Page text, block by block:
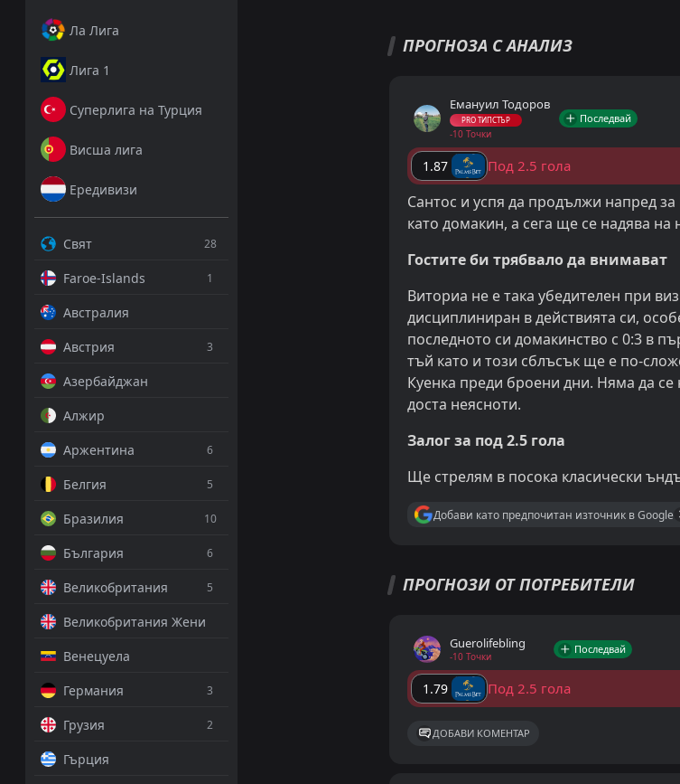
Ла Лига
Лига 1
Суперлига на Турция
Висша лига
Ередивизи
Свят 28
Faroe-Islands 1
Австралия
Австрия
3
Азербайджан
Алжир
Аржентина
6
Белгия 5
Бразилия 10
България 6
Великобритания 5
Великобритания Жени
Венецуела
Германия
3
Грузия 2
Гърция
ПРОГНОЗА С АНАЛИЗ
Емануил Тодоров
PRO ТИПСТЪР
-10 Точки
Последвай
1.87 Под 2.5 гола
Сантос и успя да продължи напред
като домакин, а сега ще се надява
Гостите би трябвало да внимават
Виториа не е така убедителен при
дисциплиниран в действията си,
последното си домакинство с 0:3 в
тъй като и този сблъсък ще е по-
Куенка преди броени дни. Няма да
доста неясноти.
Залог за под 2.5 гола
Ще стрелям в посока класически
Добави като предпочитан източник в Google
ПРОГНОЗИ ОТ ПОТРЕБИТЕЛИ
Guerolifebling
-10 Точки
Последвай
1.79 Под 2.5 гола
ДОБАВИ КОМЕНТАР